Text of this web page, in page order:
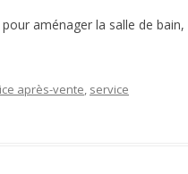
aménager la salle de bain,
après-vente, service